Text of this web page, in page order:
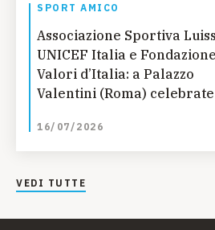
SPORT AMICO
Associazione Sportiva
UNICEF Italia e Fondazione
Valori d’Italia: a Palazzo
Valentini (Roma)
16/07/2026
VEDI TUTTE